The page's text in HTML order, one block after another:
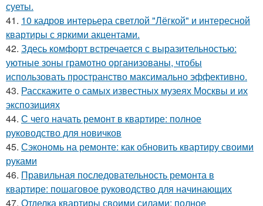
суеты.
41. 10 кадров интерьера светлой "Лёгкой" и интересной
квартиры с яркими акцентами.
42. Здесь комфорт встречается с выразительностью:
уютные зоны грамотно организованы, чтобы
использовать пространство максимально эффективно.
43. Расскажите о самых известных музеях Москвы и их
экспозициях
44. С чего начать ремонт в квартире: полное
руководство для новичков
45. Сэкономь на ремонте: как обновить квартиру своими
руками
46. Правильная последовательность ремонта в
квартире: пошаговое руководство для начинающих
47. Отделка квартиры своими силами: полное